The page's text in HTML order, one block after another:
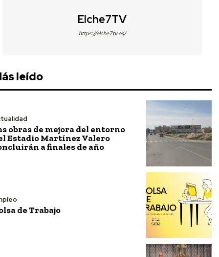
Elche7TV
https://elche7tv.es/
leído
obras de mejora del entorno
Estadio Martínez Valero
a finales de año
de Trabajo